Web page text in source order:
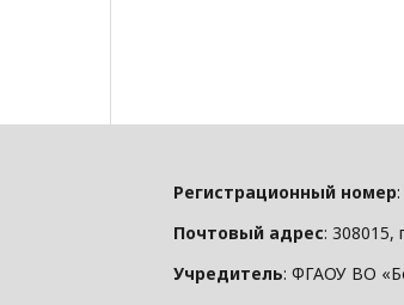
Регистрационный номер:
Почтовый адрес:
Учредитель: ФГАОУ ВО